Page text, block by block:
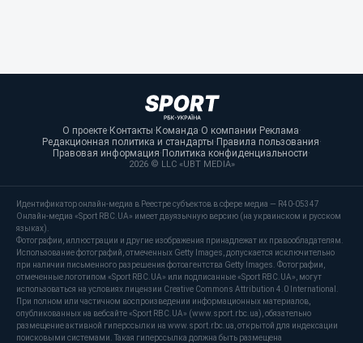
О проекте·Контакты·Команда·О компании·Реклама·
Редакционная политика и стандарты·Правила пользования·
Правовая информация·Политика конфиденциальности·
2026 © LLC «UBT MEDIA»
Идентификатор онлайн-медиа в Реестре субъектов в сфере медиа — R40-05347
Онлайн-медиа «Sport RBC.UA» имеет двуязычную версию (на украинском и русском
языках).
Фотографии, иллюстрации и другие изображения принадлежат их правообладателям.
Использование фотографий, отмеченных Getty Images, допускается исключительно
при наличии письменного разрешения фотоагентства Getty Images. Фотографии,
отмеченные логотипом «Sport RBC.UA» или подписанные «Sport RBC.UA», могут
использоваться на условиях лицензии Creative Commons Attribution 4.0 International.
При полном или частичном воспроизведении информационных материалов,
опубликованных на вебсайте «Sport RBC.UA» (www.sport.rbc.ua), обязательно
размещение активной гиперссылки на www.sport.rbc.ua, открытой для индексации
поисковыми системами. Такая гиперссылка должна быть размещена